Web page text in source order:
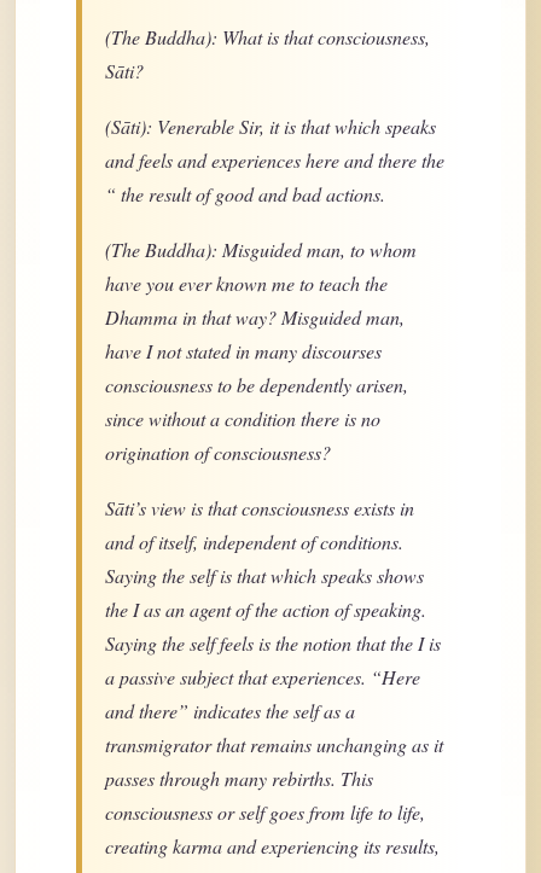
(The Buddha): What is that consciousness,
Sāti?
(Sāti): Venerable Sir, it is that which speaks
and feels and experiences here and there the
“ the result of good and bad actions.
(The Buddha): Misguided man, to whom
have you ever known me to teach the
Dhamma in that way? Misguided man,
have I not stated in many discourses
consciousness to be dependently arisen,
since without a condition there is no
origination of consciousness?
Sāti’s view is that consciousness exists in
and of itself, independent of conditions.
Saying the self is that which speaks shows
the I as an agent of the action of speaking.
Saying the self feels is the notion that the I is
a passive subject that experiences. “Here
and there” indicates the self as a
transmigrator that remains unchanging as it
passes through many rebirths. This
consciousness or self goes from life to life,
creating karma and experiencing its results,